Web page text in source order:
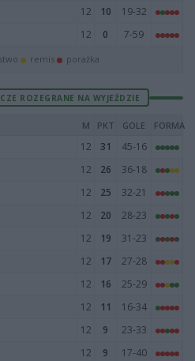
12 10
19-32
12 0 7-59
remis porażka
ROZEGRANE NA WYJEŹDZIE
M PKT GOLE FORMA
12 31
45-16
12 26
36-18
12 25
32-21
12 20
28-23
12 19
31-23
12 17
27-28
12 16
25-29
12 11
16-34
12 9
23-33
12 9
17-40